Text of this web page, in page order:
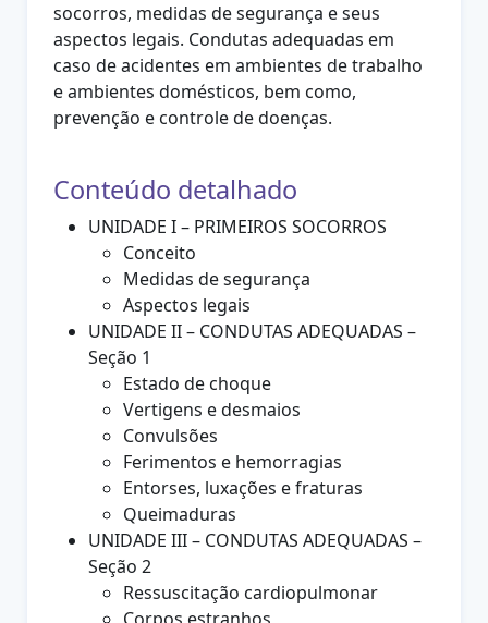
socorros, medidas de segurança e seus
aspectos legais. Condutas adequadas em
caso de acidentes em ambientes de trabalho
e ambientes domésticos, bem como,
prevenção e controle de doenças.
Conteúdo detalhado
UNIDADE I – PRIMEIROS SOCORROS
Conceito
Medidas de segurança
Aspectos legais
UNIDADE II – CONDUTAS ADEQUADAS –
Seção 1
Estado de choque
Vertigens e desmaios
Convulsões
Ferimentos e hemorragias
Entorses, luxações e fraturas
Queimaduras
UNIDADE III – CONDUTAS ADEQUADAS –
Seção 2
Ressuscitação cardiopulmonar